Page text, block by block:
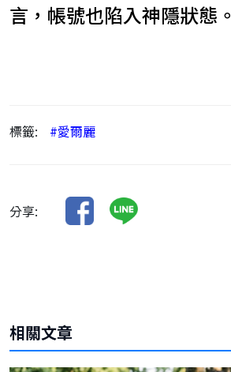
言，帳號也陷入神隱狀態。
標籤: #愛爾麗
分享:
相關文章